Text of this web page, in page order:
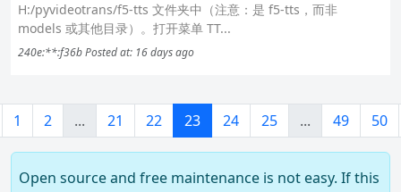
H:/pyvideotrans/f5-tts 文件夹中（注意：是 f5-tts，而非
models 或其他目录）。打开菜单 TT...
240e:**:f36bPosted at: 16 days ago
1 2 ... 21 22 23 24 25 ... 49 50
Open source and free maintenance is not easy. If this